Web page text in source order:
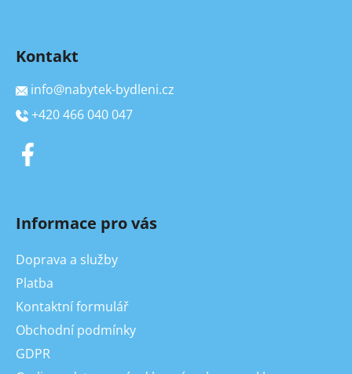
Kontakt
info@nabytek-bydleni.cz
+420 466 040 047
Informace pro vás
Doprava a služby
Platba
Kontaktní formulář
Obchodní podmínky
GDPR